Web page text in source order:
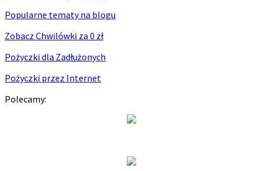
Popularne tematy na blogu
Zobacz Chwilówki za 0 zł
Pożyczki dla Zadłużonych
Pożyczki przez Internet
Polecamy: